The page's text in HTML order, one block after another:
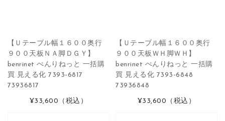
【Ｕテーブル幅１６００奥行
９００天板ＮＡ脚ＤＧＹ】
benrinet べんりねっと 一括購
買 見える化 7393-6817
73936817
¥33,600 （税込）
【Ｕテーブル幅１６００奥行
９００天板ＷＨ脚ＷＨ】
benrinet べんりねっと 一括購
買 見える化 7393-6848
73936848
¥33,600 （税込）